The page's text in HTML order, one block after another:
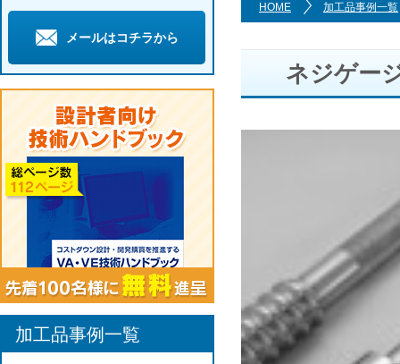
HOME 加工品事例一覧
ネジゲ
メールはコチラから
加工品事例一覧